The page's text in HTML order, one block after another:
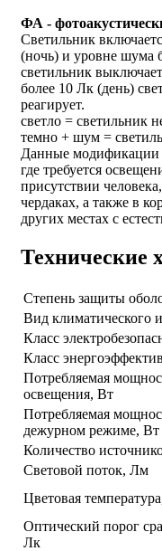
ФА -
Светильник
(ночь) и уровне шума
светильник
более 10 Лк (день)
реагирует.
светло = светильник
темно + шум =
Данные модификации
где требуется
присутствии
чердаках, а также в
других местах с
Технические
Степень защиты
Вид климатического
Класс
Класс
Потребляемая
освещения, Вт
Потребляемая
дежурном режиме, Вт
Количество
Световой поток, Лм
Цветовая
Оптический порог
Лк